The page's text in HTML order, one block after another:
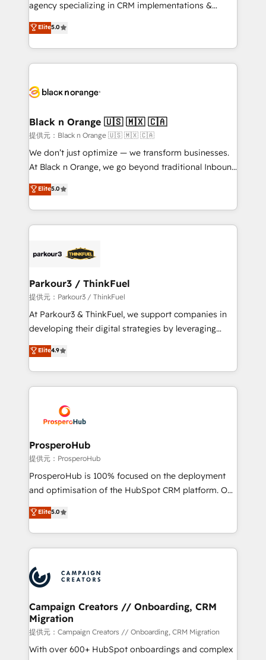
Book Process & Guidelines utilisateurs 🎓
Formations des utilisateurs
agency specializing in CRM implementations &
migrations, Revenue Operations, Custom
Integrations, Custom AI agents and AI-ready Website
Design With over 15 years of experience, we help
companies bridge the gap between marketing, sales,
data hygiene, and tailored HubSpot solutions. Our
a global consultancy with the care and agility of a
boutique firm. At Triario, we’re big enough to deliver
but small enough to listen. Our Services: HubSpot
implementations & data migration Custom AI agents
Website design Let’s turn your CRM into your growth
engine!
Elite5.0
Black n Orange 🇺🇸 🇲🇽 🇨🇦
提供元：Black n Orange 🇺🇸 🇲🇽 🇨🇦
We don’t just optimize — we transform businesses.
At Black n Orange, we go beyond traditional Inbound
Marketing with our exclusive methodologies:
BOOMS and BOOST. Together, they form a powerful
combination that has driven success for over 800
businesses worldwide. As Elite HubSpot Partners, we
strategies that integrate data-driven marketing,
companies scale faster and smarter. 🔹 BOOMS:
Demand generation for all your buyers With BOOMS,
you invest in 100% of your buyers, accelerating your
growth and positioning yourself as an undisputed
transformation process A methodology designed to
implement HubSpot effectively and optimize your
record of business transformation, our growth-first
approach has helped brands dominate their
Elite5.0
Parkour3 / ThinkFuel
提供元：Parkour3 / ThinkFuel
At Parkour3 & ThinkFuel, we support companies in
developing their digital strategies by leveraging
technologies and automating their marketing and
sales processes to generate growth. Our offer spans
from Strategy to Operations. We specialize in CRM
onboarding and implementation, web design, sales
extensive experience working with tech companies
and manufacturers since 2002, we are committed to
empowering our clients and developing their
autonomy. Get to grips with HubSpot through
guided implementation and seamless integration of
the CRM platform into your digital ecosystem. Would
marketing strategy? We'll provide support tailored
to your needs and sales objectives. With 125+
Accreditations. Based in Canada (coast to coast), our
services are offered in both English & French.
Elite4.9
ProsperoHub
提供元：ProsperoHub
ProsperoHub is 100% focused on the deployment
and optimisation of the HubSpot CRM platform. Our
highly experienced team of solutions experts will
ensure that you achieve maximum adoption and
ROI from your HubSpot investment. Use our
extensive HubSpot, sales, marketing, service and
HubSpot journey, design and implement your
processes and skilfully bring your revenue
infrastructure to life. Our collaborative approach
keeps you in control whilst we plan and support the
route to your revenue goals. We have successfully
supported over 500 organisations with HubSpot
Elite5.0
Campaign Creators // Onboarding, CRM
Migration
提供元：Campaign Creators // Onboarding, CRM Migration
With over 600+ HubSpot onboardings and complex